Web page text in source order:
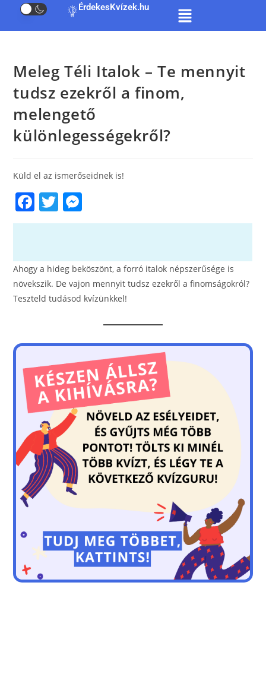
ÉrdekesKvízek.hu
Meleg Téli Italok – Te mennyit
tudsz ezekről a finom,
melengető
különlegességekről?
Küld el az ismerőseidnek is!
F
a
e
b
o
T
w
er
e
e
n
g
Ahogy a hideg beköszönt, a forró italok népszerűsége is
növekszik. De vajon mennyit tudsz ezekről a finomságokról?
Teszteld tudásod kvízünkkel!